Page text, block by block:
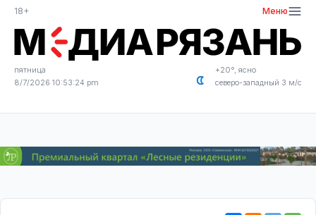
18+ Меню
пятница
8/7/2026 10:53:24 pm
+20°, ясно
северо-западный 3 м/с